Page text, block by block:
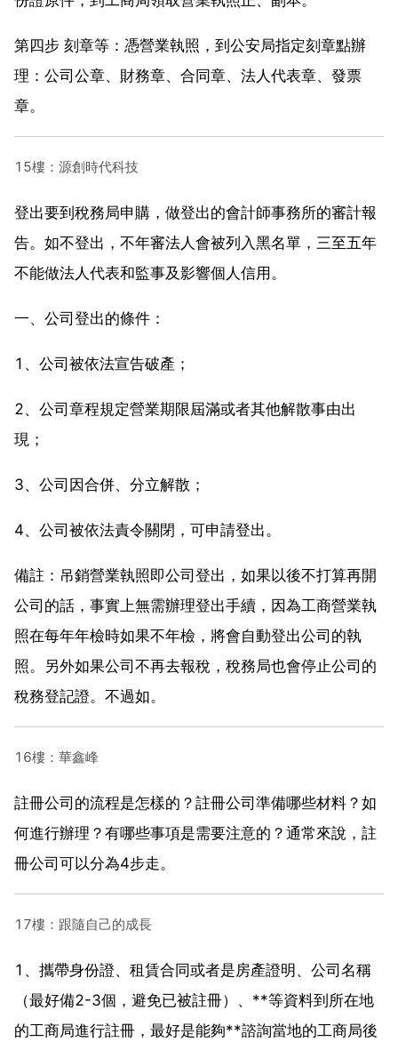
第四步 刻章等：憑營業執照，到公安局指定刻章點辦
理：公司公章、財務章、合同章、法人代表章、發票
章。
15樓：源創時代科技
登出要到稅務局申購，做登出的會計師事務所的審計報
告。如不登出，不年審法人會被列入黑名單，三至五年
不能做法人代表和監事及影響個人信用。
一、公司登出的條件：
1、公司被依法宣告破產；
2、公司章程規定營業期限屆滿或者其他解散事由出
現；
3、公司因合併、分立解散；
4、公司被依法責令關閉，可申請登出。
備註：吊銷營業執照即公司登出，如果以後不打算再開
公司的話，事實上無需辦理登出手續，因為工商營業執
照在每年年檢時如果不年檢，將會自動登出公司的執
照。另外如果公司不再去報稅，稅務局也會停止公司的
稅務登記證。不過如。
16樓：華鑫峰
註冊公司的流程是怎樣的？註冊公司準備哪些材料？如
何進行辦理？有哪些事項是需要注意的？通常來說，註
冊公司可以分為4步走。
17樓：跟隨自己的成長
1、攜帶身份證、租賃合同或者是房產證明、公司名稱
（最好備2-3個，避免已被註冊）、**等資料到所在地
的工商局進行註冊，最好是能夠**諮詢當地的工商局後